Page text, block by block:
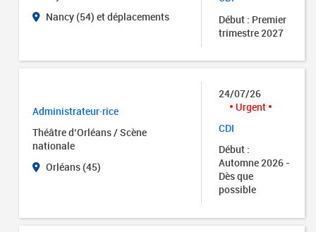
Nancy (54) et déplacements
Début : Premier
trimestre 2027
Administrateur·rice
Théâtre d’Orléans / Scène
nationale
Orléans (45)
24/07/26
Urgent
CDI
Début :
Automne 2026 -
Dès que
possible